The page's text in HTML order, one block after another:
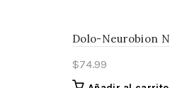
Dolo-Neurobion N
$74.99